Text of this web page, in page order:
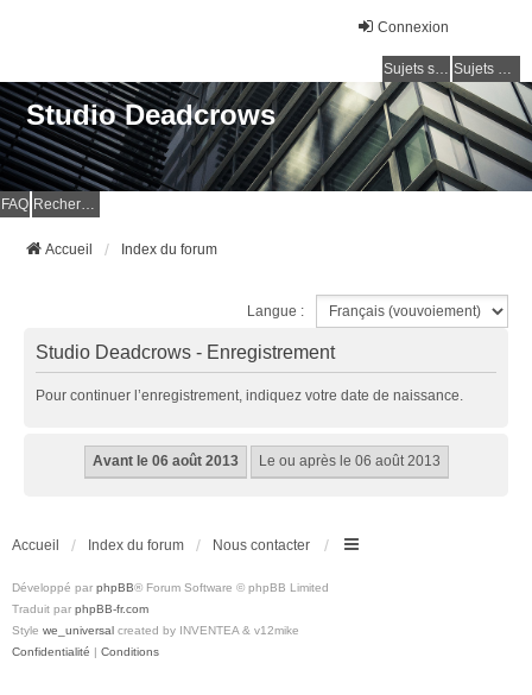
Connexion
Sujets sans réponse Sujets actifs
Studio Deadcrows
FAQ Rechercher
Accueil Index du forum
Langue :
Studio Deadcrows - Enregistrement
Pour continuer l’enregistrement, indiquez votre date de naissance.
Accueil Index du forum Nous contacter
Développé par phpBB® Forum Software © phpBB Limited
Traduit par phpBB-fr.com
Style we_universal created by INVENTEA & v12mike
Confidentialité | Conditions